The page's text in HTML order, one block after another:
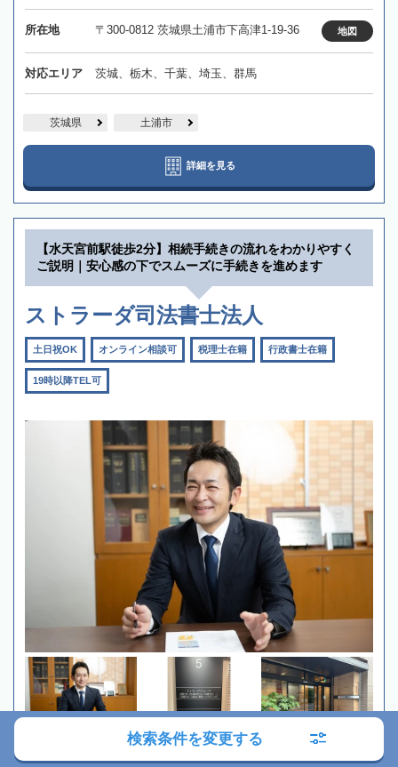
所在地 〒300-0812 茨城県土浦市下高津1-19-36 地図
対応エリア 茨城、栃木、千葉、埼玉、群馬
茨城県 土浦市
詳細を見る
【水天宮前駅徒歩2分】相続手続きの流れをわかりやすく
ご説明｜安心感の下でスムーズに手続きを進めます
ストラーダ司法書士法人
土日祝OK オンライン相談可 税理士在籍 行政書士在籍
19時以降TEL可
検索条件を変更する